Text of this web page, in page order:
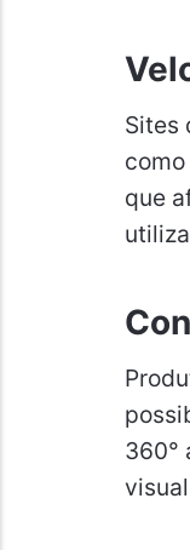
Sites
que
360°